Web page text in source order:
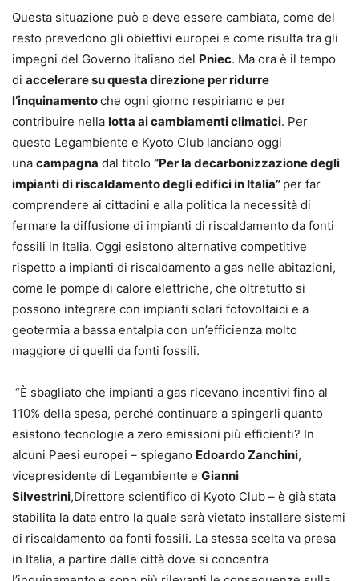
Questa situazione può e deve essere cambiata, come del
resto prevedono gli obiettivi europei e come risulta tra gli
impegni del Governo italiano del Pniec. Ma ora è il tempo
di accelerare su questa direzione per ridurre
l’inquinamentoche ogni giorno respiriamo e per
contribuire nella lotta ai cambiamenti climatici. Per
questo Legambiente e Kyoto Club lanciano oggi
una campagna dal titolo “Per la decarbonizzazione degli
impianti di riscaldamento degli edifici in Italia” per far
comprendere ai cittadini e alla politica la necessità di
fermare la diffusione di impianti di riscaldamento da fonti
fossili in Italia. Oggi esistono alternative competitive
rispetto a impianti di riscaldamento a gas nelle abitazioni,
come le pompe di calore elettriche, che oltretutto si
possono integrare con impianti solari fotovoltaici e a
geotermia a bassa entalpia con un’efficienza molto
maggiore di quelli da fonti fossili.
“È sbagliato che impianti a gas ricevano incentivi fino al
110% della spesa, perché continuare a spingerli quanto
esistono tecnologie a zero emissioni più efficienti? In
alcuni Paesi europei – spiegano Edoardo Zanchini,
vicepresidente di Legambiente e Gianni
Silvestrini,Direttore scientifico di Kyoto Club – è già stata
stabilita la data entro la quale sarà vietato installare sistemi
di riscaldamento da fonti fossili. La stessa scelta va presa
in Italia, a partire dalle città dove si concentra